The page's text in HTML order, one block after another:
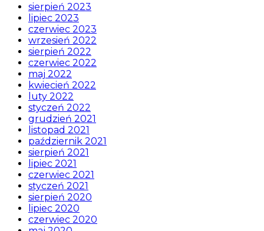
sierpień 2023
lipiec 2023
czerwiec 2023
wrzesień 2022
sierpień 2022
czerwiec 2022
maj 2022
kwiecień 2022
luty 2022
styczeń 2022
grudzień 2021
listopad 2021
październik 2021
sierpień 2021
lipiec 2021
czerwiec 2021
styczeń 2021
sierpień 2020
lipiec 2020
czerwiec 2020